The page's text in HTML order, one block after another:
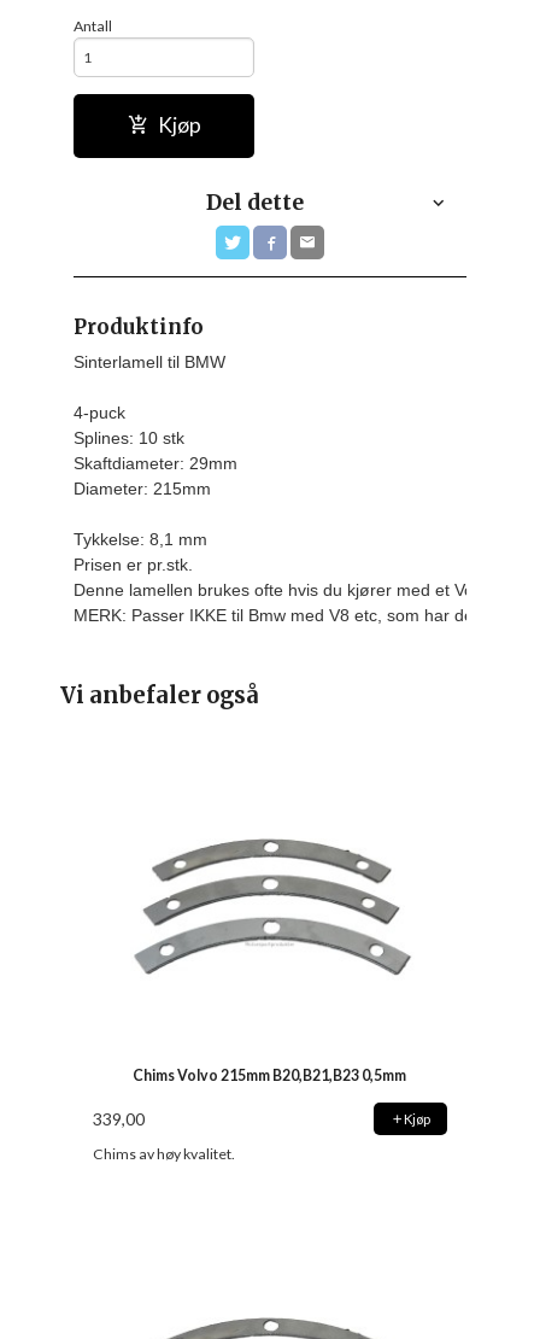
Antall
Kjøp
Del dette
Produktinfo
Sinterlamell til BMW
4-puck
Splines: 10 stk
Skaftdiameter: 29mm
Diameter: 215mm
Tykkelse: 8,1 mm
Prisen er pr.stk.
Denne lamellen brukes ofte hvis du kjører med et Volvo flatt
MERK: Passer IKKE til Bmw med V8 etc, som har de grove
Vi anbefaler også
Chims Volvo 215mm B20,B21,B23 0,5mm
339,00 Kjøp
Chims av høy kvalitet.